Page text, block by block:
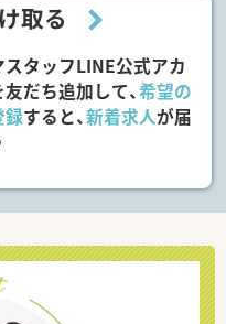
取る
スタッフLINE公式アカ
だち追加して、希望の
録すると、新着求人が届